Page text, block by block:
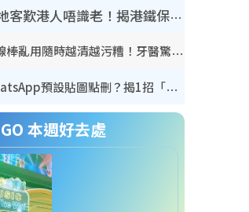
內地客歎港人唔識老！揭港鐵保鮮級冷氣 港人求放過：咪投訴
牙線棒亂用隨時越清越污糟！牙醫驚揭盲目過戶細菌恐致蛀牙：呢種先係日常真保養
WhatsApp預設貼圖點刪？揭1招「反向操作」還原簡潔介面 附3步實測教學
本週好去處